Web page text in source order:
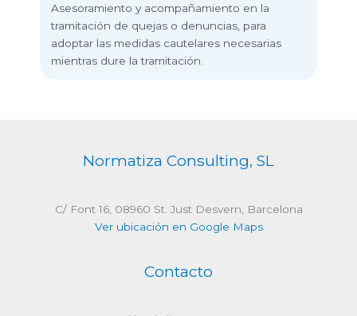
Asesoramiento y acompañamiento en la
tramitación de quejas o denuncias, para
adoptar las medidas cautelares necesarias
mientras dure la tramitación.
Normatiza Consulting, SL
C/ Font 16, 08960 St. Just Desvern, Barcelona
Ver ubicación en Google Maps
Contacto